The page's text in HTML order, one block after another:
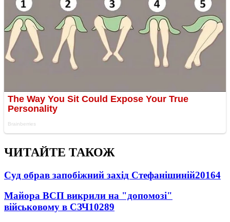
ЧИТАЙТЕ ТАКОЖ
Суд обрав запобіжний захід Стефанішиній20164
Майора ВСП викрили на "допомозі"
військовому в СЗЧ10289